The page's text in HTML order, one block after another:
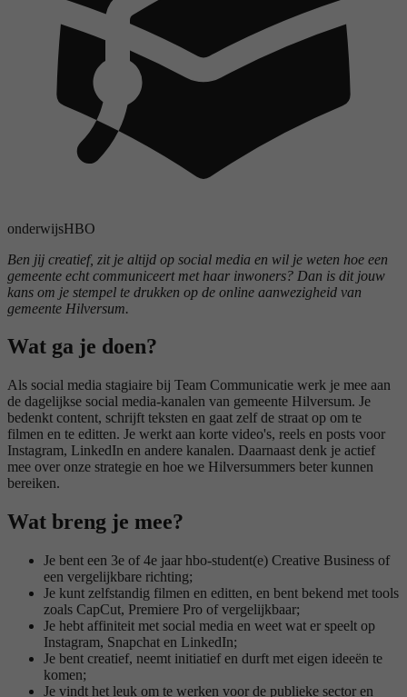
onderwijsHBO
Ben jij creatief, zit je altijd op social media en wil je weten hoe een
gemeente echt communiceert met haar inwoners? Dan is dit jouw
kans om je stempel te drukken op de online aanwezigheid van
gemeente Hilversum.
Wat ga je doen?
Als social media stagiaire bij Team Communicatie werk je mee aan
de dagelijkse social media-kanalen van gemeente Hilversum. Je
bedenkt content, schrijft teksten en gaat zelf de straat op om te
filmen en te editten. Je werkt aan korte video's, reels en posts voor
Instagram, LinkedIn en andere kanalen. Daarnaast denk je actief
mee over onze strategie en hoe we Hilversummers beter kunnen
bereiken.
Wat breng je mee?
Je bent een 3e of 4e jaar hbo-student(e) Creative Business of
een vergelijkbare richting;
Je kunt zelfstandig filmen en editten, en bent bekend met tools
zoals CapCut, Premiere Pro of vergelijkbaar;
Je hebt affiniteit met social media en weet wat er speelt op
Instagram, Snapchat en LinkedIn;
Je bent creatief, neemt initiatief en durft met eigen ideeën te
komen;
Je vindt het leuk om te werken voor de publieke sector en